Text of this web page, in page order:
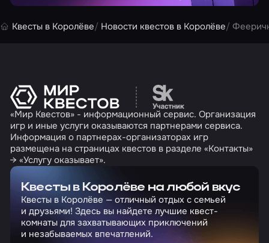
Квесты в Королёве Новости квестов в Королёве
Перейти на сайт
«Мир Квестов» - информационный сервис. Организация
игр и иные услуги оказываются партнерами сервиса.
Информация о партнерах-организаторах игр
размещена на страницах квестов в разделе «Контакты»
→ «Услугу оказывает».
Квесты в Королёве на любой вкус
Квесты в Королёве — отличный отдых с семьей
и друзьями! Здесь вы найдете лучшие квест-
комнаты для захватывающих приключений
и незабываемых впечатлений.